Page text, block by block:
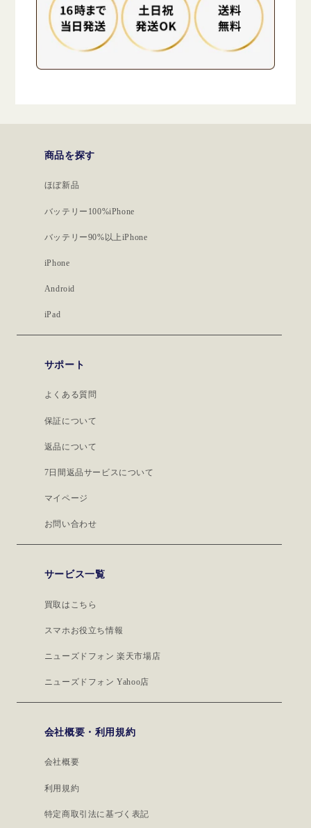
商品を探す
ほぼ新品
バッテリー100%iPhone
バッテリー90%以上iPhone
iPhone
Android
iPad
サポート
よくある質問
保証について
返品について
7日間返品サービスについて
マイページ
お問い合わせ
サービス一覧
買取はこちら
スマホお役立ち情報
ニューズドフォン 楽天市場店
ニューズドフォン Yahoo店
会社概要・利用規約
会社概要
利用規約
特定商取引法に基づく表記